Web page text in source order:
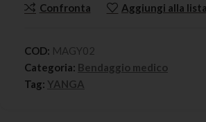
Confronta Aggiungi alla
COD: MAGY02
Categoria: Bendaggio medico
Tag: YANGA